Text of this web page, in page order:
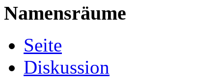
Namensräume
Seite
Diskussion